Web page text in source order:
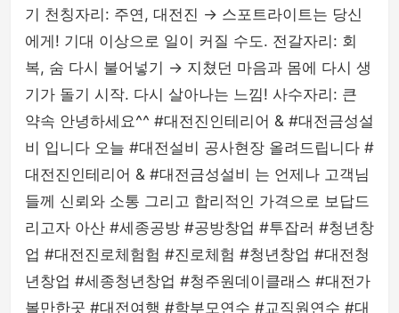
기 천칭자리: 주연, 대전진 → 스포트라이트는 당신
에게! 기대 이상으로 일이 커질 수도. 전갈자리: 회
복, 숨 다시 불어넣기 → 지쳤던 마음과 몸에 다시 생
기가 돌기 시작. 다시 살아나는 느낌! 사수자리: 큰
약속 안녕하세요^^ #대전진인테리어 & #대전금성설
비 입니다 오늘 #대전설비 공사현장 올려드립니다 #
대전진인테리어 & #대전금성설비 는 언제나 고객님
들께 신뢰와 소통 그리고 합리적인 가격으로 보답드
리고자 아산 #세종공방 #공방창업 #투잡러 #청년창
업 #대전진로체험험 #진로체험 #청년창업 #대전청
년창업 #세종청년창업 #청주원데이클래스 #대전가
볼만한곳 #대전여행 #학부모연수 #교직원연수 #대